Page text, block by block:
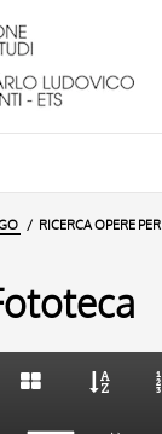
RICERCA OPERE PER